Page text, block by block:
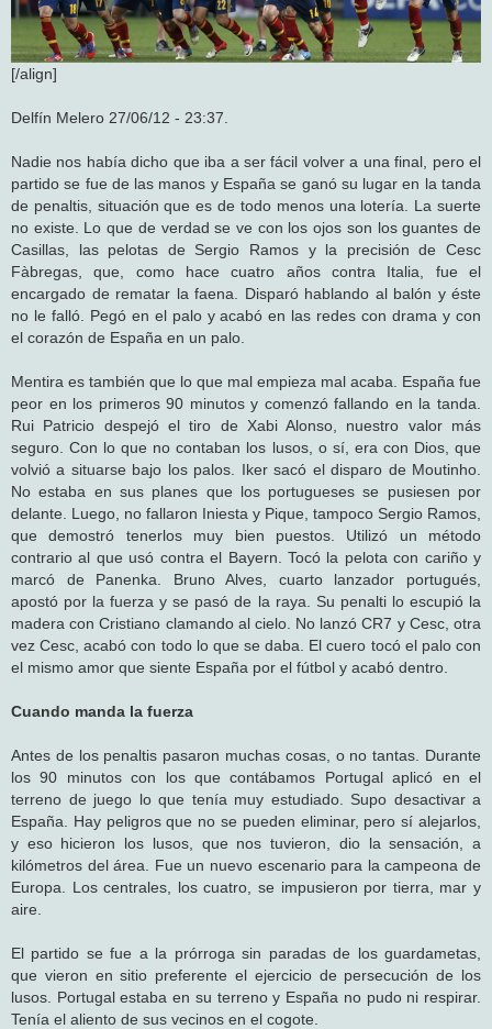
[/align]
Delfín Melero 27/06/12 - 23:37.
Nadie nos había dicho que iba a ser fácil volver a una final, pero el
partido se fue de las manos y España se ganó su lugar en la tanda
de penaltis, situación que es de todo menos una lotería. La suerte
no existe. Lo que de verdad se ve con los ojos son los guantes de
Casillas, las pelotas de Sergio Ramos y la precisión de Cesc
Fàbregas, que, como hace cuatro años contra Italia, fue el
encargado de rematar la faena. Disparó hablando al balón y éste
no le falló. Pegó en el palo y acabó en las redes con drama y con
el corazón de España en un palo.
Mentira es también que lo que mal empieza mal acaba. España fue
peor en los primeros 90 minutos y comenzó fallando en la tanda.
Rui Patricio despejó el tiro de Xabi Alonso, nuestro valor más
seguro. Con lo que no contaban los lusos, o sí, era con Dios, que
volvió a situarse bajo los palos. Iker sacó el disparo de Moutinho.
No estaba en sus planes que los portugueses se pusiesen por
delante. Luego, no fallaron Iniesta y Pique, tampoco Sergio Ramos,
que demostró tenerlos muy bien puestos. Utilizó un método
contrario al que usó contra el Bayern. Tocó la pelota con cariño y
marcó de Panenka. Bruno Alves, cuarto lanzador portugués,
apostó por la fuerza y se pasó de la raya. Su penalti lo escupió la
madera con Cristiano clamando al cielo. No lanzó CR7 y Cesc, otra
vez Cesc, acabó con todo lo que se daba. El cuero tocó el palo con
el mismo amor que siente España por el fútbol y acabó dentro.
Cuando manda la fuerza
Antes de los penaltis pasaron muchas cosas, o no tantas. Durante
los 90 minutos con los que contábamos Portugal aplicó en el
terreno de juego lo que tenía muy estudiado. Supo desactivar a
España. Hay peligros que no se pueden eliminar, pero sí alejarlos,
y eso hicieron los lusos, que nos tuvieron, dio la sensación, a
kilómetros del área. Fue un nuevo escenario para la campeona de
Europa. Los centrales, los cuatro, se impusieron por tierra, mar y
aire.
El partido se fue a la prórroga sin paradas de los guardametas,
que vieron en sitio preferente el ejercicio de persecución de los
lusos. Portugal estaba en su terreno y España no pudo ni respirar.
Tenía el aliento de sus vecinos en el cogote.